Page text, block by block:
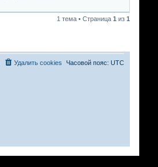
1 тема • Страница 1 из 1
Часовой пояс: UTC
Удалить cookies